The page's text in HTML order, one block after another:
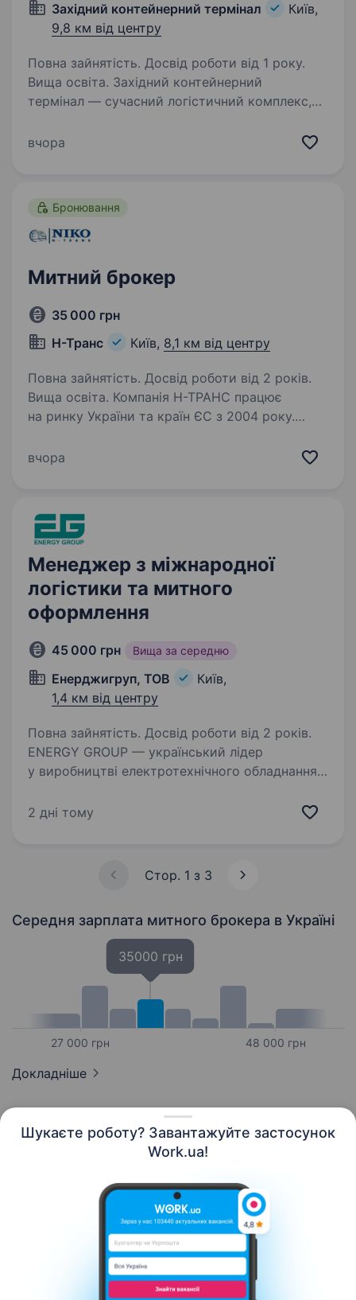
Шукаєте роботу? Завантажуйте застосунок
Work.ua!
Західний контейнерний термінал
Київ,
9,8 км від центру
Повна зайнятість. Досвід роботи від 1 року.
Вища освіта. Західний контейнерний
термінал — сучасний логістичний комплекс,
контейнерних вантажів та організацію
вчора
Бронювання
Митний брокер
35 000 грн
Н-Транс
Київ, 8,1 км від центру
Повна зайнятість. Досвід роботи від 2 років.
Вища освіта. Компанія Н-ТРАНС працює
на ринку України та країн ЄС з 2004 року.
послуг: міжнародні автомобільні перевезення,
вчора
Менеджер з міжнародної
логістики та митного
оформлення
45 000 грн Вища за середню
Енерджигруп, ТОВ
Київ,
1,4 км від центру
Повна зайнятість. Досвід роботи від 2 років.
ENERGY GROUP — український лідер
у виробництві електротехнічного обладнання.
країни, створюючи трансформаторні
2 дні тому
Стор. 1 з 3
Середня зарплата митного брокера в Україні
27 000 грн
35000 грн
48 000 грн
Докладніше